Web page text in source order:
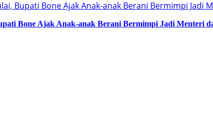
Bone Ajak Anak-anak Berani Bermimpi Jadi Menteri